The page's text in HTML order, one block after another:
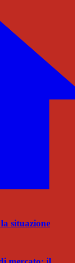
situazione